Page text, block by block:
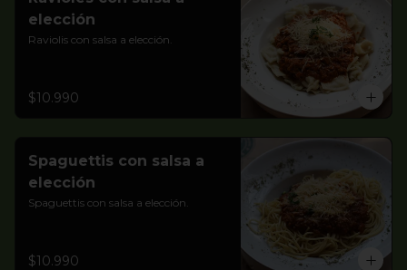
elección
Raviolis con salsa a elección.
$10.990
Spaguettis con salsa a
elección
Spaguettis con salsa a elección.
$10.990